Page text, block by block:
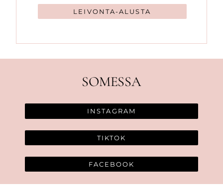
LEIVONTA-ALUSTA
SOMESSA
INSTAGRAM
TIKTOK
FACEBOOK